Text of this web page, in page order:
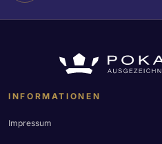
INFORMATIONEN
Impressum